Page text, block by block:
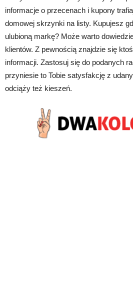
informacje o przecenach i kupony
domowej skrzynki na listy. Kupujesz
ulubioną markę? Może warto
klientów. Z pewnością znajdzie się
informacji. Zastosuj się do podanych
przyniesie to Tobie satysfakcję z
odciąży też kieszeń.